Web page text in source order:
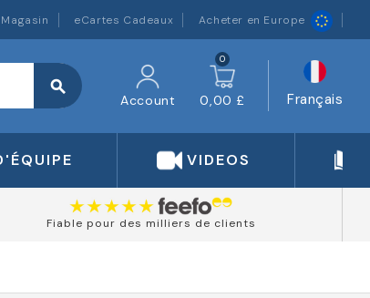
eCartes Cadeaux Acheter en Europe
search
Account
0
0,00 £ Français
VIDEOS
Fiable pour des milliers de clients